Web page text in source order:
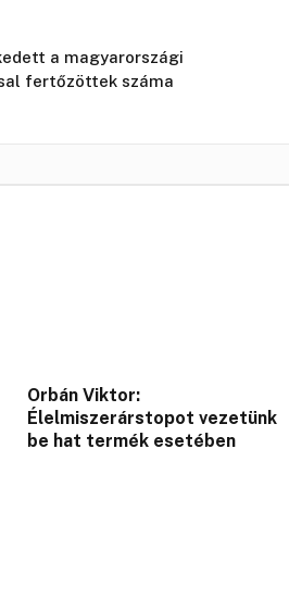
a magyarországi
fertőzöttek száma
Orbán Viktor:
Élelmiszerárstopot vezetünk
be hat termék esetében